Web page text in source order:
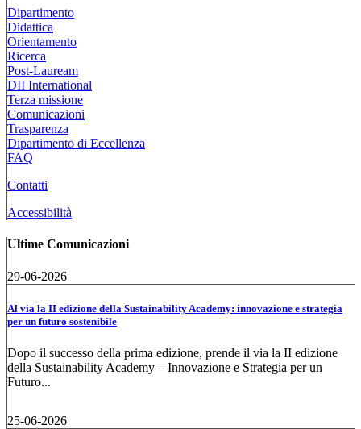
Dipartimento
Didattica
Orientamento
Ricerca
Post-Lauream
DII International
Terza missione
Comunicazioni
Trasparenza
Dipartimento di Eccellenza
FAQ
Contatti
Accessibilità
Ultime Comunicazioni
29-06-2026
Al via la II edizione della Sustainability Academy: innovazione e strategia
per un futuro sostenibile
Dopo il successo della prima edizione, prende il via la II edizione
della Sustainability Academy – Innovazione e Strategia per un
Futuro...
25-06-2026